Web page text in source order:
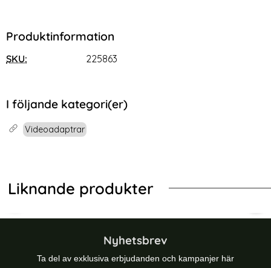
Produktinformation
SKU: 225863
I följande kategori(er)
Videoadaptrar
Liknande produkter
90° Uppvinkel HDMI Hane - HDMI 2.1 Hona Adapter Blå
Högervinklad 8K 60Hz HDMI Hane -
Nyhetsbrev
Ta del av exklusiva erbjudanden och kampanjer här